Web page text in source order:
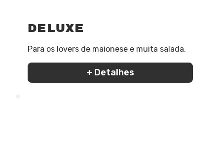
Deluxe
Para os lovers de maionese e muita salada.
+ Detalhes